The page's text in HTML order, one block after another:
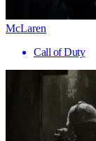
McLaren
Call of Duty